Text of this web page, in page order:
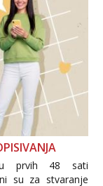
u prvih 48 sati
su za stvaranje